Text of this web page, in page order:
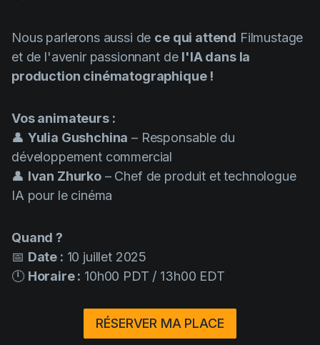
Nous parlerons aussi de ce qui attend Filmustage
et de l'avenir passionnant de l'IA dans la
production cinématographique !
Vos animateurs :
👤 Yulia Gushchina – Responsable du
développement commercial
👤 Ivan Zhurko– Chef de produit et technologue
IA pour le cinéma
Quand ?
📅 Date : 10 juillet 2025
🕛 Horaire : 10h00 PDT / 13h00 EDT
RÉSERVER MA PLACE